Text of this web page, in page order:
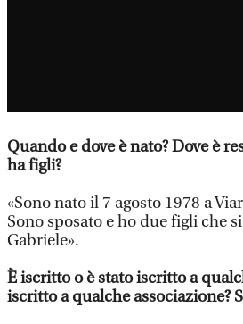
Quando e dove è nato? Dove è
ha figli?
«Sono nato il 7 agosto 1978 a
Sono sposato e ho due figli che
Gabriele».
È iscritto o è stato iscritto a
iscritto a qualche associazione?